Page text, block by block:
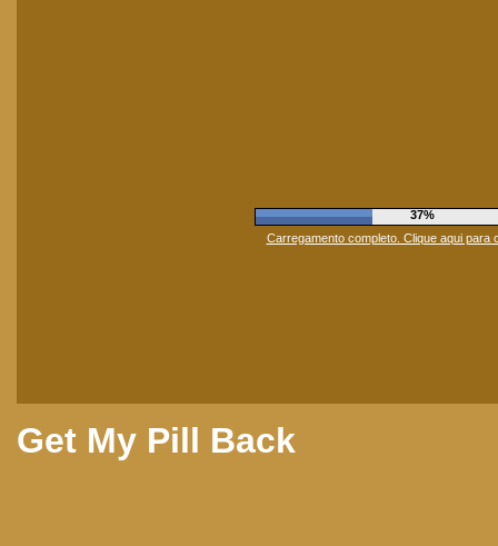
41%
Carregamento completo. Clique aqui para
Get My Pill Back